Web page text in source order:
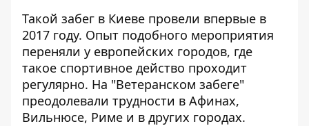
Такой забег в Киеве провели впервые в
2017 году. Опыт подобного мероприятия
переняли у европейских городов, где
такое спортивное действо проходит
регулярно. На "Ветеранском забеге"
преодолевали трудности в Афинах,
Вильнюсе, Риме и в других городах.